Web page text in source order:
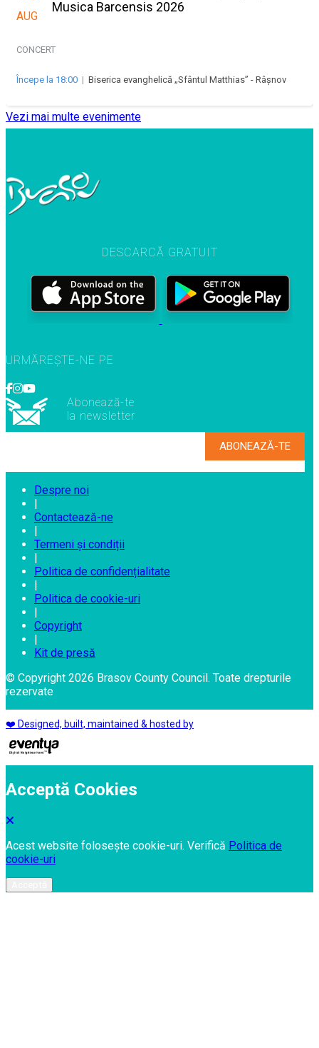
AUG
Musica Barcensis 2026
CONCERT
Începe la 18:00 | Biserica evanghelică „Sfântul Matthias” - Râșnov
Vezi mai multe evenimente
DESCARCĂ GRATUIT
URMĂREȘTE-NE PE
Abonează-te
la newsletter
Despre noi
|
Contactează-ne
|
Termeni și condiții
|
Politica de confidențialitate
|
Politica de cookie-uri
|
Copyright
|
Kit de presă
© Copyright 2026 Brasov County Council. Toate drepturile
rezervate
❤️ Designed, built, maintained & hosted by
Acceptă Cookies
Acest website folosește cookie-uri. Verifică Politica de
cookie-uri